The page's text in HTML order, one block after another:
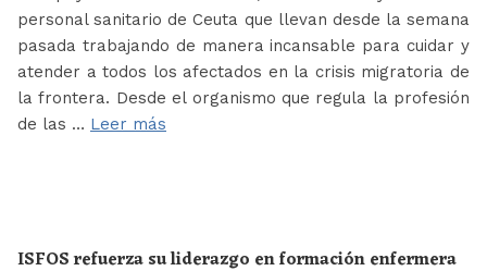
personal sanitario de Ceuta que llevan desde la semana
pasada trabajando de manera incansable para cuidar y
atender a todos los afectados en la crisis migratoria de
la frontera. Desde el organismo que regula la profesión
de las … Leer más
ISFOS refuerza su liderazgo en formación enfermera